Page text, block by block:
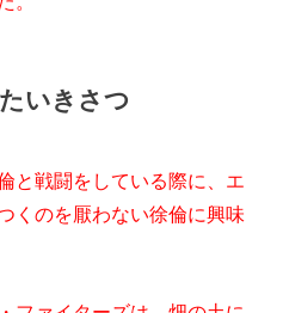
いきさつ
と戦闘をしている際に、エ
くのを厭わない徐倫に興味